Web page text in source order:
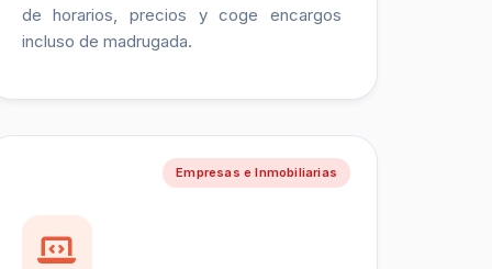
de horarios, precios y coge encargos
incluso de madrugada.
Empresas e Inmobiliarias